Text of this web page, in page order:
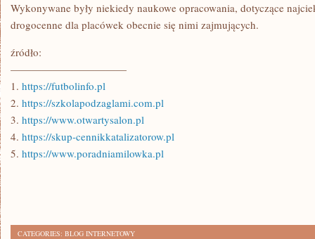
Wykonywane były niekiedy naukowe opracowania, dotyczące
drogocenne dla placówek obecnie się nimi zajmujących.
źródło:
———————————
1. https://futbolinfo.pl
2. https://szkolapodzaglami.com.pl
3. https://www.otwartysalon.pl
4. https://skup-cennikkatalizatorow.pl
5. https://www.poradniamilowka.pl
CATEGORIES: BLOG INTERNETOWY